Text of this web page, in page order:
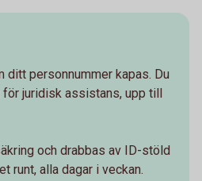
ditt personnummer kapas. Du
för juridisk assistans, upp till
och drabbas av ID-stöld
runt, alla dagar i veckan.